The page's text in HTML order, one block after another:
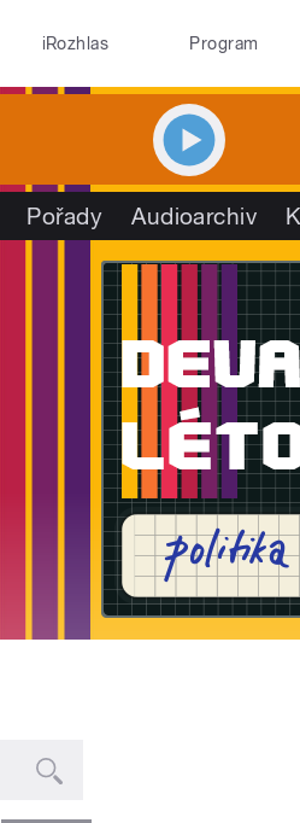
iRozhlas Program
Pořady Audioarchiv